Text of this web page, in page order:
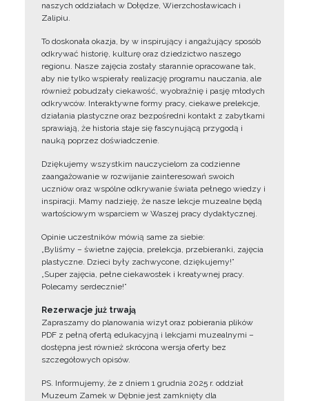
naszych oddziałach w Dołędze, Wierzchosławicach i
Zalipiu.
To doskonała okazja, by w inspirujący i angażujący sposób
odkrywać historię, kulturę oraz dziedzictwo naszego
regionu. Nasze zajęcia zostały starannie opracowane tak,
aby nie tylko wspierały realizację programu nauczania, ale
również pobudzały ciekawość, wyobraźnię i pasję młodych
odkrywców. Interaktywne formy pracy, ciekawe prelekcje,
działania plastyczne oraz bezpośredni kontakt z zabytkami
sprawiają, że historia staje się fascynującą przygodą i
nauką poprzez doświadczenie.
Dziękujemy wszystkim nauczycielom za codzienne
zaangażowanie w rozwijanie zainteresowań swoich
uczniów oraz wspólne odkrywanie świata pełnego wiedzy i
inspiracji. Mamy nadzieję, że nasze lekcje muzealne będą
wartościowym wsparciem w Waszej pracy dydaktycznej.
Opinie uczestników mówią same za siebie:
„Byliśmy – świetne zajęcia, prelekcja, przebieranki, zajęcia
plastyczne. Dzieci były zachwycone, dziękujemy!”
„Super zajęcia, pełne ciekawostek i kreatywnej pracy.
Polecamy serdecznie!”
Rezerwacje już trwają
Zapraszamy do planowania wizyt oraz pobierania plików
PDF z pełną ofertą edukacyjną i lekcjami muzealnymi –
dostępna jest również skrócona wersja oferty bez
szczegółowych opisów.
PS. Informujemy, że z dniem 1 grudnia 2025 r. oddział
Muzeum Zamek w Dębnie jest zamknięty dla